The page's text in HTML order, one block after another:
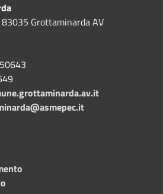
Grottaminarda AV